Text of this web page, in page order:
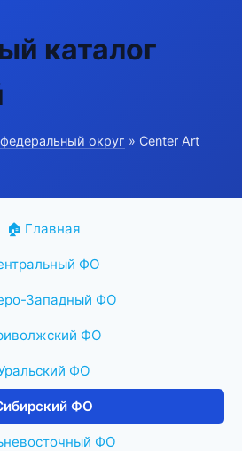
каталог
округ » Center Art
🏠 Главная
ФО
Западный ФО
ФО
ФО
ФО
ФО